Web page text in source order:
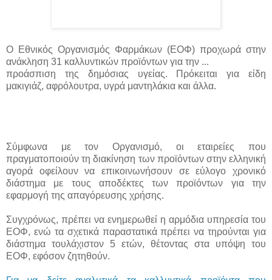
Ο Εθνικός Οργανισμός Φαρμάκων (ΕΟΦ) προχωρά στην
ανάκληση 31 καλλυντικών προϊόντων για την ...
προάσπιση της δημόσιας υγείας. Πρόκειται για είδη
μακιγιάζ, αφρόλουτρα, υγρά μαντηλάκια και άλλα.
Σύμφωνα με τον Οργανισμό, οι εταιρείες που
πραγματοποιούν τη διακίνηση των προϊόντων στην ελληνική
αγορά οφείλουν να επικοινωνήσουν σε εύλογο χρονικό
διάστημα με τους αποδέκτες των προϊόντων για την
εφαρμογή της απαγόρευσης χρήσης.
Συγχρόνως, πρέπει να ενημερωθεί η αρμόδια υπηρεσία του
ΕΟΦ, ενώ τα σχετικά παραστατικά πρέπει να τηρούνται για
διάστημα τουλάχιστον 5 ετών, θέτοντας στα υπόψη του
ΕΟΦ, εφόσον ζητηθούν.